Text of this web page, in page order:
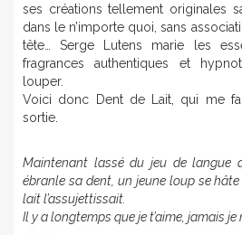
ses créations tellement originales
dans le n’importe quoi, sans
tête… Serge Lutens marie les
fragrances authentiques et
louper.
Voici donc Dent de Lait, qui me
sortie.
Maintenant lassé du jeu de langue
ébranle sa dent, un jeune loup se
lait l’assujettissait.
Il y a longtemps que je t’aime, jamais je